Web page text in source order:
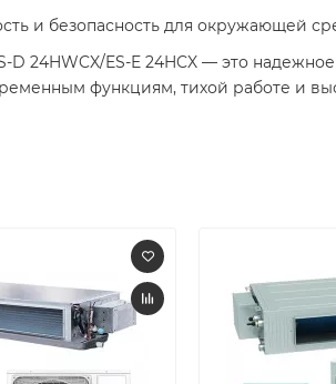
и безопасность для окружающей
D 24HWCX/ES-E 24HCX — это
функциям, тихой работе и